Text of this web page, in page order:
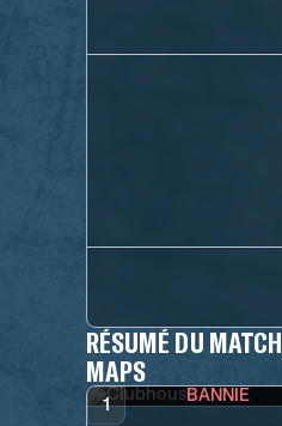
RÉSUMÉ DU MATCH
MAPS
1 BANNIE